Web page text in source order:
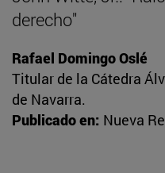
derecho"
Rafael Domingo Oslé
Titular de la Cátedra
de Navarra.
Publicado en: Nueva